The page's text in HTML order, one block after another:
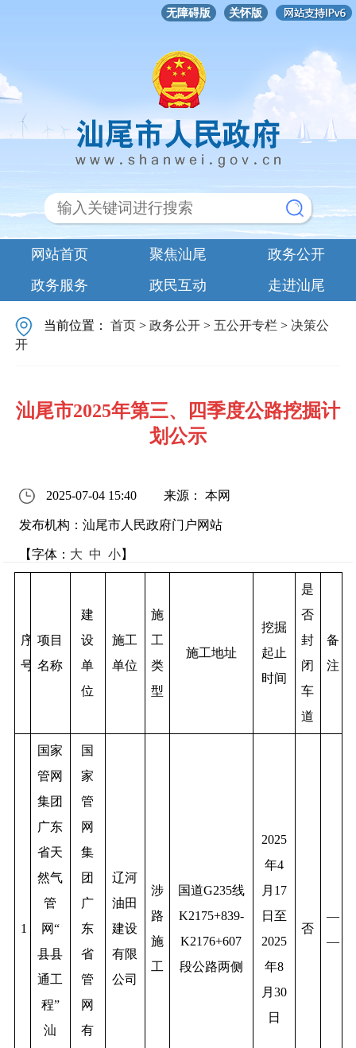
无障碍版 关怀版
网站首页 聚焦汕尾
政务公开
政务服务
政民互动 走进汕尾
当前位置：首页 >政务公开 > 五公开专栏 > 决策公
开
汕尾市2025年第三、四季度公路挖掘计
划公示
2025-07-04 15:40 来源： 本网
发布机构：汕尾市人民政府门户网站
【字体： 大 中 小】
序
号
项目
名称
建
设
单
位
施工
单位
施
工
类
型
施工地址
挖掘
起止
时间
是
否
封
闭
车
道
备
注
1
国家
管网
集团
广东
省天
然气
管
网“
县县
通工
程”
汕
国
家
管
网
集
团
广
东
省
管
网
有
辽河
油田
建设
有限
公司
涉
路
施
工
国道G235线
K2175+839-
K2176+607
段公路两侧
2025
年4
月17
日至
2025
年8
月30
日
否
—
—